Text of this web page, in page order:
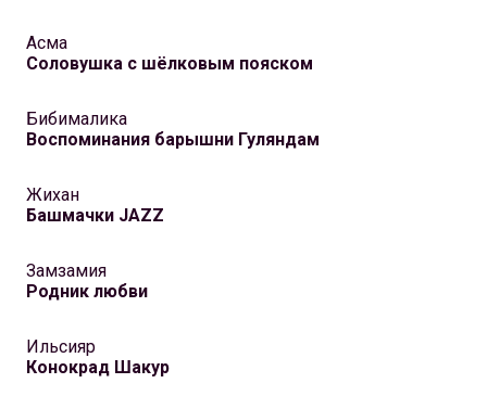
Асма
Соловушка с шёлковым пояском
Бибималика
Воспоминания барышни Гуляндам
Жихан
Башмачки JAZZ
Замзамия
Родник любви
Ильсияр
Конокрад Шакур